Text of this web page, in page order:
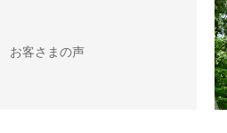
お客さまの声